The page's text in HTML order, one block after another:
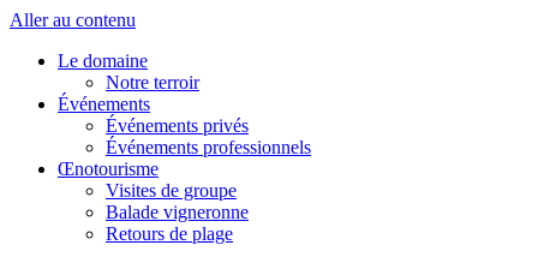
Aller au contenu
Le domaine
Notre terroir
Événements
Événements privés
Événements professionnels
Œnotourisme
Visites de groupe
Balade vigneronne
Retours de plage